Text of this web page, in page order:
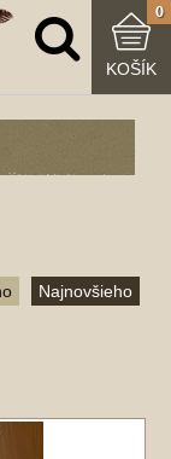
0
KOŠÍK
Najnovšieho